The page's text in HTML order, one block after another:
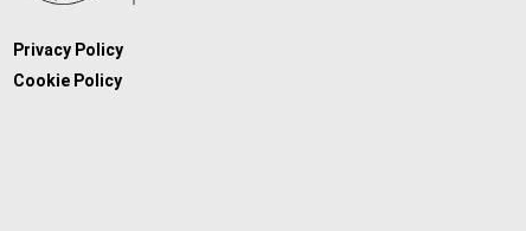
Privacy Policy
Cookie Policy